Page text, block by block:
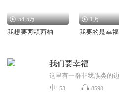
54.5万
我想要两颗西柚
1万
我要的是幸福
我们要幸福
53 8598